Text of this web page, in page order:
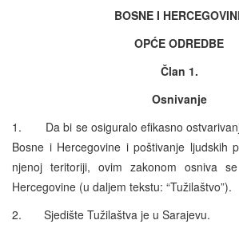
BOSNE I
OPĆE ODREDBE
Član 1.
Osnivanje
1. Da bi se osiguralo efikasno
Bosne i Hercegovine i poštivanje ljudskih
njenoj teritoriji, ovim zakonom osniva
Hercegovine (u daljem tekstu: “Tužilaštvo”).
2. Sjedište Tužilaštva je u Sarajevu.